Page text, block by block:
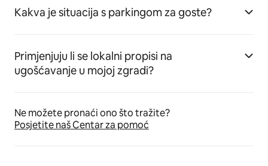
Kakva je situacija s parkingom za goste?
Primjenjuju li se lokalni propisi na
ugošćavanje u mojoj zgradi?
Ne možete pronaći ono što tražite?
Posjetite naš Centar za pomoć